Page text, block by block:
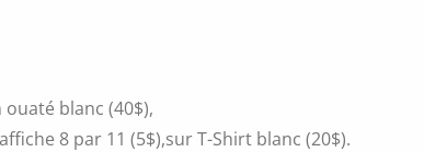
blanc (40$),
8 par 11 (5$),sur T-Shirt blanc (20$).